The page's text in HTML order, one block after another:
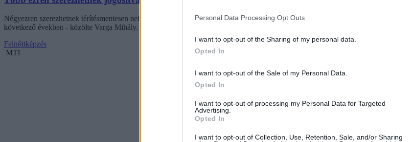
Personal Data Processing Opt Outs
I want to opt-out of the Sharing of my personal data.
Opted In
I want to opt-out of the Sale of my Personal Data.
Opted In
I want to opt-out of processing my Personal Data for Targeted
Advertising.
Opted In
I want to opt-out of Collection, Use, Retention, Sale, and/or Sharing
Négyezren szerezhetnek térítésmentesen nehézgépjárműre szóló jogosítványt, a mintegy 4 milliárd forintos belföldi forrásból 2400
következő években - közölte Varga Mihály.
Felnőttképzés
MTI